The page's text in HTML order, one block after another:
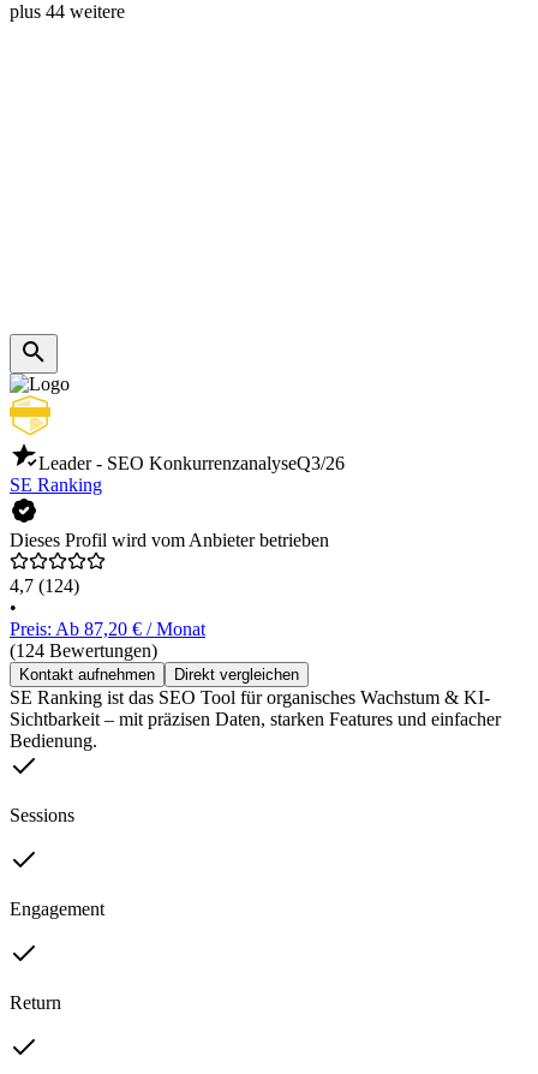
plus 44 weitere
Leader - SEO KonkurrenzanalyseQ3/26
SE Ranking
Dieses Profil wird vom Anbieter betrieben
4,7 (124)
•
Preis: Ab 87,20 € / Monat
(124 Bewertungen)
Kontakt aufnehmen Direkt vergleichen
SE Ranking ist das SEO Tool für organisches Wachstum & KI-
Sichtbarkeit – mit präzisen Daten, starken Features und einfacher
Bedienung.
Sessions
Engagement
Return